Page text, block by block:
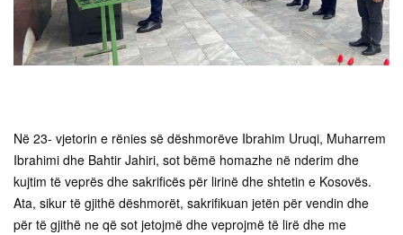
Në 23- vjetorin e rënies së dëshmorëve Ibrahim Uruqi, Muharrem
Ibrahimi dhe Bahtir Jahiri, sot bëmë homazhe në nderim dhe
kujtim të veprës dhe sakrificës për lirinë dhe shtetin e Kosovës.
Ata, sikur të gjithë dëshmorët, sakrifikuan jetën për vendin dhe
për të gjithë ne që sot jetojmë dhe veprojmë të lirë dhe me